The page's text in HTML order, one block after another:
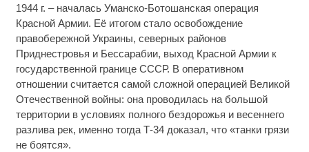
1944 г. – началась Уманско-Ботошанская операция
Красной Армии. Её итогом стало освобождение
правобережной Украины, северных районов
Приднестровья и Бессарабии, выход Красной Армии к
государственной границе СССР. В оперативном
отношении считается самой сложной операцией Великой
Отечественной войны: она проводилась на большой
территории в условиях полного бездорожья и весеннего
разлива рек, именно тогда Т-34 доказал, что «танки грязи
не боятся».